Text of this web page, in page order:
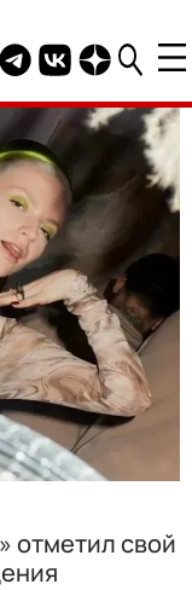
Telegram канал
Группа HELLO
Канал
отметил свой